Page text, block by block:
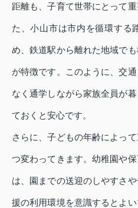
距離も、子育て世帯にとって
た、小山市は市内を循環する
め、鉄道駅から離れた地域で
が特徴です。このように、交
なく通学しながら家族全員が
ておくと安心です。
さらに、子どもの年齢によっ
つ変わってきます。幼稚園や
は、園までの送迎のしやすさ
援の利用環境を意識するとよ